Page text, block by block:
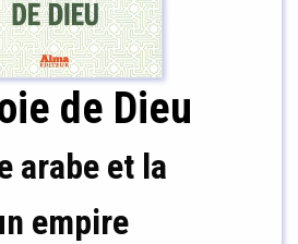
de Dieu
arabe et la
empire